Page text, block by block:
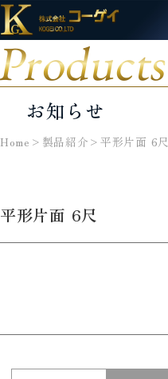
お知らせ
Home > 製品紹介 >平形片面 6尺
平形片面 6尺